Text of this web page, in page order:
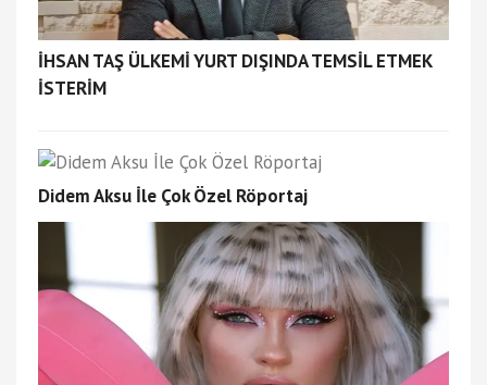
İHSAN TAŞ ÜLKEMİ YURT DIŞINDA TEMSİL ETMEK
İSTERİM
Didem Aksu İle Çok Özel Röportaj